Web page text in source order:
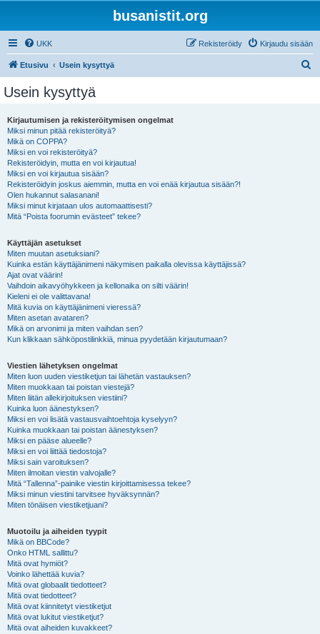
busanistit.org
UKK Kirjaudu sisään
Rekisteröidy
Etusivu Usein kysyttyä
Usein kysyttyä
Kirjautumisen ja rekisteröitymisen ongelmat
Miksi minun pitää rekisteröityä?
Mikä on COPPA?
Miksi en voi rekisteröityä?
Rekisteröidyin, mutta en voi kirjautua!
Miksi en voi kirjautua sisään?
Rekisteröidyin joskus aiemmin, mutta en voi enää kirjautua sisään?!
Olen hukannut salasanani!
Miksi minut kirjataan ulos automaattisesti?
Mitä “Poista foorumin evästeet” tekee?
Käyttäjän asetukset
Miten muutan asetuksiani?
Kuinka estän käyttäjänimeni näkymisen paikalla olevissa käyttäjissä?
Ajat ovat väärin!
Vaihdoin aikavyöhykkeen ja kellonaika on silti väärin!
Kieleni ei ole valittavana!
Mitä kuvia on käyttäjänimeni vieressä?
Miten asetan avataren?
Mikä on arvonimi ja miten vaihdan sen?
Kun klikkaan sähköpostilinkkiä, minua pyydetään kirjautumaan?
Viestien lähetyksen ongelmat
Miten luon uuden viestiketjun tai lähetän vastauksen?
Miten muokkaan tai poistan viestejä?
Miten liitän allekirjoituksen viestiini?
Kuinka luon äänestyksen?
Miksi en voi lisätä vastausvaihtoehtoja kyselyyn?
Kuinka muokkaan tai poistan äänestyksen?
Miksi en pääse alueelle?
Miksi en voi liittää tiedostoja?
Miksi sain varoituksen?
Miten ilmoitan viestin valvojalle?
Mitä “Tallenna”-painike viestin kirjoittamisessa tekee?
Miksi minun viestini tarvitsee hyväksynnän?
Miten tönäisen viestiketjuani?
Muotoilu ja aiheiden tyypit
Mikä on BBCode?
Onko HTML sallittu?
Mitä ovat hymiöt?
Voinko lähettää kuvia?
Mitä ovat globaalit tiedotteet?
Mitä ovat tiedotteet?
Mitä ovat kiinnitetyt viestiketjut
Mitä ovat lukitut viestiketjut?
Mitä ovat aiheiden kuvakkeet?